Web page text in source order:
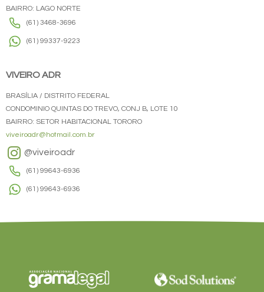
BAIRRO: LAGO NORTE
(61) 3468-3696
(61) 99337-9223
VIVEIRO ADR
BRASÍLIA / DISTRITO FEDERAL
CONDOMINIO QUINTAS DO TREVO, CONJ B, LOTE 10
BAIRRO: SETOR HABITACIONAL TORORO
viveiroadr@hotmail.com.br
@viveiroadr
(61) 99643-6936
(61) 99643-6936